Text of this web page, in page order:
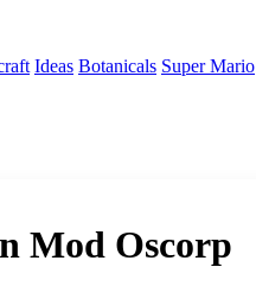
Ideas Botanicals Super Mario
Mod Oscorp